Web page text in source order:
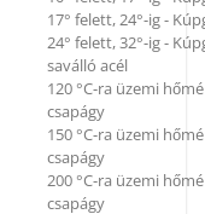
17° felett, 24°-ig -
24° felett, 32°-ig -
saválló acél
120 °C-ra üzemi
csapágy
150 °C-ra üzemi
csapágy
200 °C-ra üzemi
csapágy